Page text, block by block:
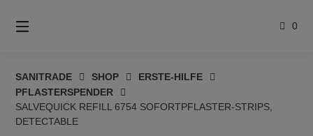
zum
Inhalt
0
SANITRADE SHOP
ERSTE-HILFE
PFLASTERSPENDER
SALVEQUICK REFILL 6754 SOFORTPFLASTER-STRIPS,
DETECTABLE